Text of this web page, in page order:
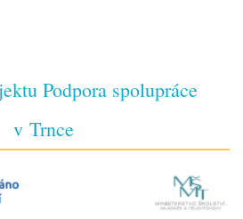
Podpora spolupráce
v Trnce